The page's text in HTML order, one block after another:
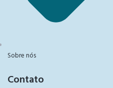
Sobre nós
Contato